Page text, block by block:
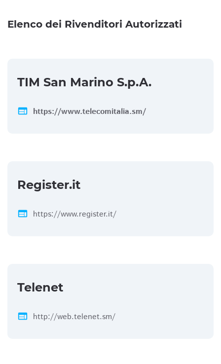
Elenco dei Rivenditori Autorizzati
TIM San Marino S.p.A.
web https://www.telecomitalia.sm/
Register.it
web https://www.register.it/
Telenet
web http://web.telenet.sm/